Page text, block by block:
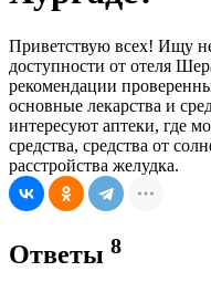
Приветствую всех! Ищу
доступности от отеля
рекомендации
основные лекарства и
интересуют аптеки, где
средства, средства от
расстройства желудка.
Ответы 8